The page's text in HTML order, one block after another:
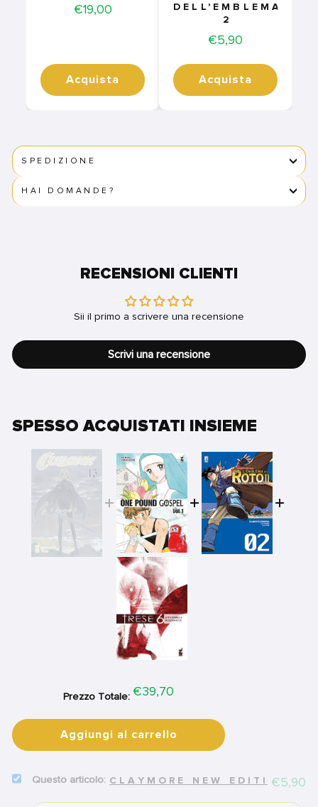
Price
€19,00
Acquista
DELL'EMBLEMA
2
Price
€5,90
Acquista
SPEDIZIONE
HAI DOMANDE?
RECENSIONI CLIENTI
Sii il primo a scrivere una recensione
Scrivi una recensione
SPESSO ACQUISTATI INSIEME
Prezzo Totale: Price
€39,70
Aggiungi al carrello
SELECT
NEW
CLAYMORE NEW EDITION -
Price
€5,90